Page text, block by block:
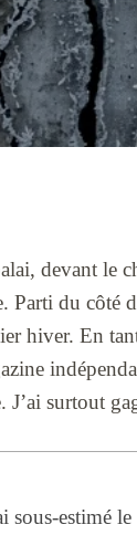
devant le
Parti du côté
hiver. En
J’ai surtout
estimé